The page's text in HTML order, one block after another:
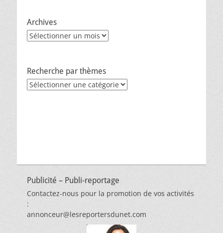
Archives
Archives
Recherche par thèmes
Recherche
Publicité – Publi-reportage
Contactez-nous pour la promotion de vos activités
:
annonceur@lesreportersdunet.com